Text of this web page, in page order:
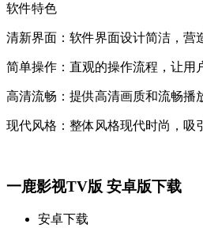
软件特色
清新界面：软件界面设计简洁，营
简单操作：直观的操作流程，让用
高清流畅：提供高清画质和流畅播
现代风格：整体风格现代时尚，吸
一鹿影视TV版 安卓版下载
安卓下载